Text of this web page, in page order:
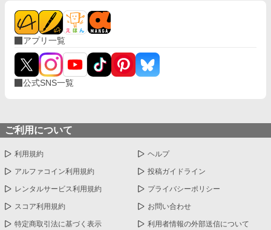
アプリ一覧
公式SNS一覧
ご利用について
利用規約 ヘルプ
アルファコイン利用規約 投稿ガイドライン
レンタルサービス利用規約 プライバシーポリシー
スコア利用規約 お問い合わせ
特定商取引法に基づく表示 利用者情報の外部送信について